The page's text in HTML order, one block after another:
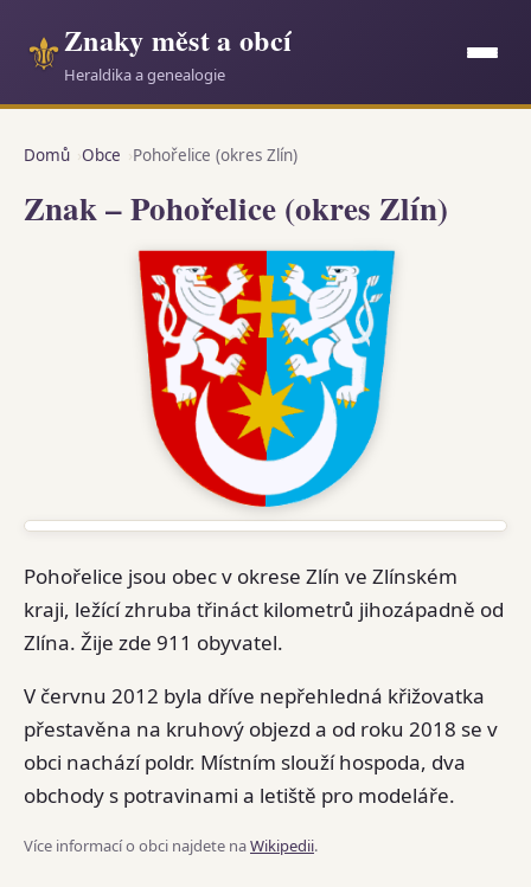
⚜Znaky měst a obcí
Heraldika a genealogie
Domů Obce Pohořelice (okres Zlín)
Znak – Pohořelice (okres Zlín)
Pohořelice jsou obec v okrese Zlín ve Zlínském
kraji, ležící zhruba třináct kilometrů jihozápadně od
Zlína. Žije zde 911 obyvatel.
V červnu 2012 byla dříve nepřehledná křižovatka
přestavěna na kruhový objezd a od roku 2018 se v
obci nachází poldr. Místním slouží hospoda, dva
obchody s potravinami a letiště pro modeláře.
Více informací o obci najdete naWikipedii.